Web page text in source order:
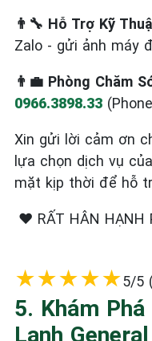
👨‍🔧 Hỗ Trợ Kỹ
Zalo - gửi ảnh máy
👨‍💼 Phòng Chăm
0966.3898.33
Xin gửi lời cảm ơn
lựa chọn dịch vụ
mặt kịp thời để hỗ
❤️ RẤT HÂN HẠNH
★★★★★5/5
5. Khám Phá
Lạnh